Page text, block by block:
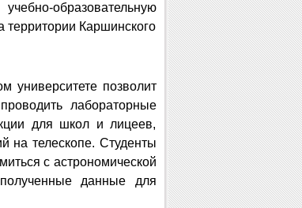
образовательную
территории Каршинского
университете позволит
лабораторные
для школ и лицеев,
на телескопе. Студенты
с астрономической
данные для